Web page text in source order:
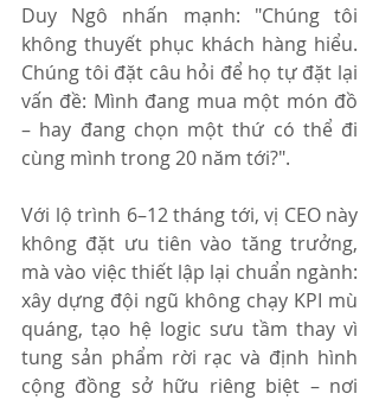
Duy Ngô nhấn mạnh: "Chúng tôi
không thuyết phục khách hàng hiểu.
Chúng tôi đặt câu hỏi để họ tự đặt lại
vấn đề: Mình đang mua một món đồ
– hay đang chọn một thứ có thể đi
cùng mình trong 20 năm tới?".
Với lộ trình 6–12 tháng tới, vị CEO này
không đặt ưu tiên vào tăng trưởng,
mà vào việc thiết lập lại chuẩn ngành:
xây dựng đội ngũ không chạy KPI mù
quáng, tạo hệ logic sưu tầm thay vì
tung sản phẩm rời rạc và định hình
cộng đồng sở hữu riêng biệt – nơi